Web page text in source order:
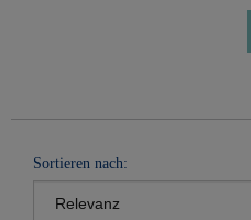
Sortieren nach: